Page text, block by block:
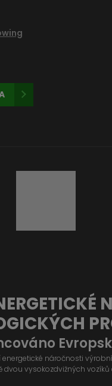
energetické náročnosti
dvou vysokozdvižných